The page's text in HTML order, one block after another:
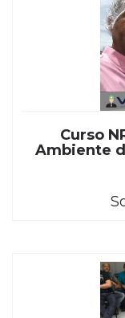
Curso
Ambiente